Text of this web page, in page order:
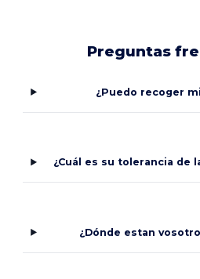
Preguntas
¿Puedo recoger
¿Cuál es su tolerancia de
¿Dónde estan